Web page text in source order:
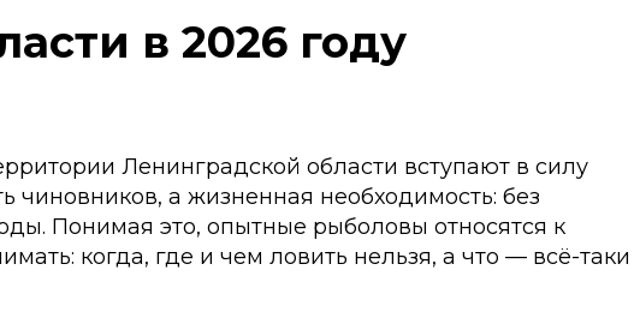
в 2026 году
Ленинградской области вступают в силу
а жизненная необходимость: без
Понимая это, опытные рыболовы относятся к
когда, где и чем ловить нельзя, а что — всё-таки